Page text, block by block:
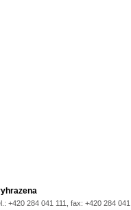
+420 284 041 111, fax: +420 284